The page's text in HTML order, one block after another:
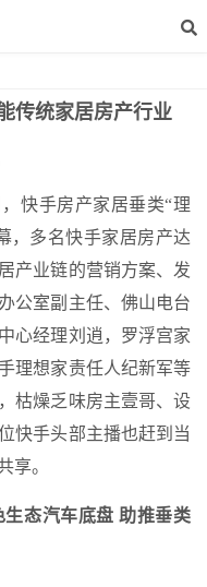
传统家居房产行业
快手房产家居垂类“理
，多名快手家居房产达
产业链的营销方案、发
公室副主任、佛山电台
心经理刘逍，罗浮宫家
理想家责任人纪新军等
枯燥乏味房主壹哥、设
快手头部主播也赶到当
享。
态汽车底盘 助推垂类